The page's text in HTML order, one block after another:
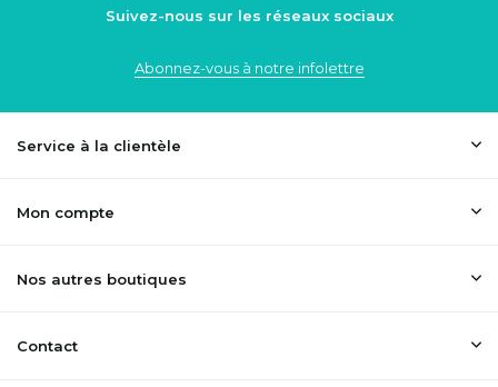
Suivez-nous sur les réseaux sociaux
Abonnez-vous à notre infolettre
Service à la clientèle
Mon compte
Nos autres boutiques
Contact